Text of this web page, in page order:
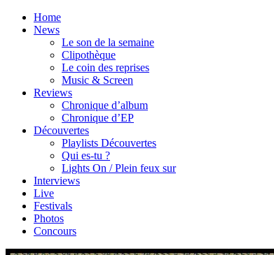
Home
News
Le son de la semaine
Clipothèque
Le coin des reprises
Music & Screen
Reviews
Chronique d’album
Chronique d’EP
Découvertes
Playlists Découvertes
Qui es-tu ?
Lights On / Plein feux sur
Interviews
Live
Festivals
Photos
Concours